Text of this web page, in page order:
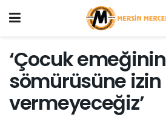
‘Çocuk emeğinin
sömürüsüne izin
vermeyeceğiz’